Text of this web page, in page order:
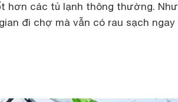
hơn các tủ lạnh thông thường. Như
đi chợ mà vẫn có rau sạch ngay